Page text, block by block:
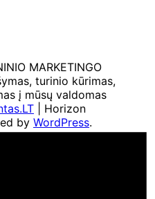
MARKETINGO
turinio kūrimas,
į mūsų valdomas
| Horizon
by WordPress.